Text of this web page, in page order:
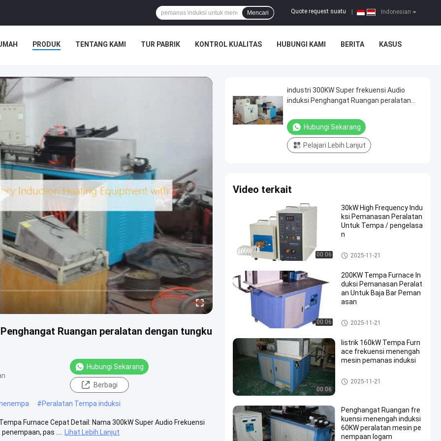
Indonesian
Quote request suatu
Mencari
PRODUK TENTANG KAMI TUR PABRIK KONTROL KUALITAS HUBUNGI KAMI BERITA KASUS
Ruangan peralatan dengan tungku
Hubungi Sekarang
Berbagi
#Peralatan Tempa induksi
Furnace Cepat Detail: Nama 300kW Super Audio Frekuensi
pas ....
Lihat Lebih Lanjut
industri 300KW Super frekuensi Audio
induksi Penghangat Ruangan peralatan
Hubungi Sekarang
Pelajari Lebih Lanjut
Video terkait
00:06
30kW High Frequency Indu
ksi Pemanasan Peralatan
Untuk Tempa / pengelasa
n
mesin penempaan induksi
2025-11-21
00:06
200KW Tempa Furnace In
duksi Pemanasan Peralat
an Untuk Baja Bar Peman
asan
mesin penempaan induksi
2025-11-21
00:06
listrik 160kW Tempa Furn
ace frekuensi menengah
mesin pemanas induksi
mesin penempaan induksi
2025-11-21
Penghangat Ruangan fre
kuensi menengah induksi
60KW peralatan mesin pe
nempaan logam